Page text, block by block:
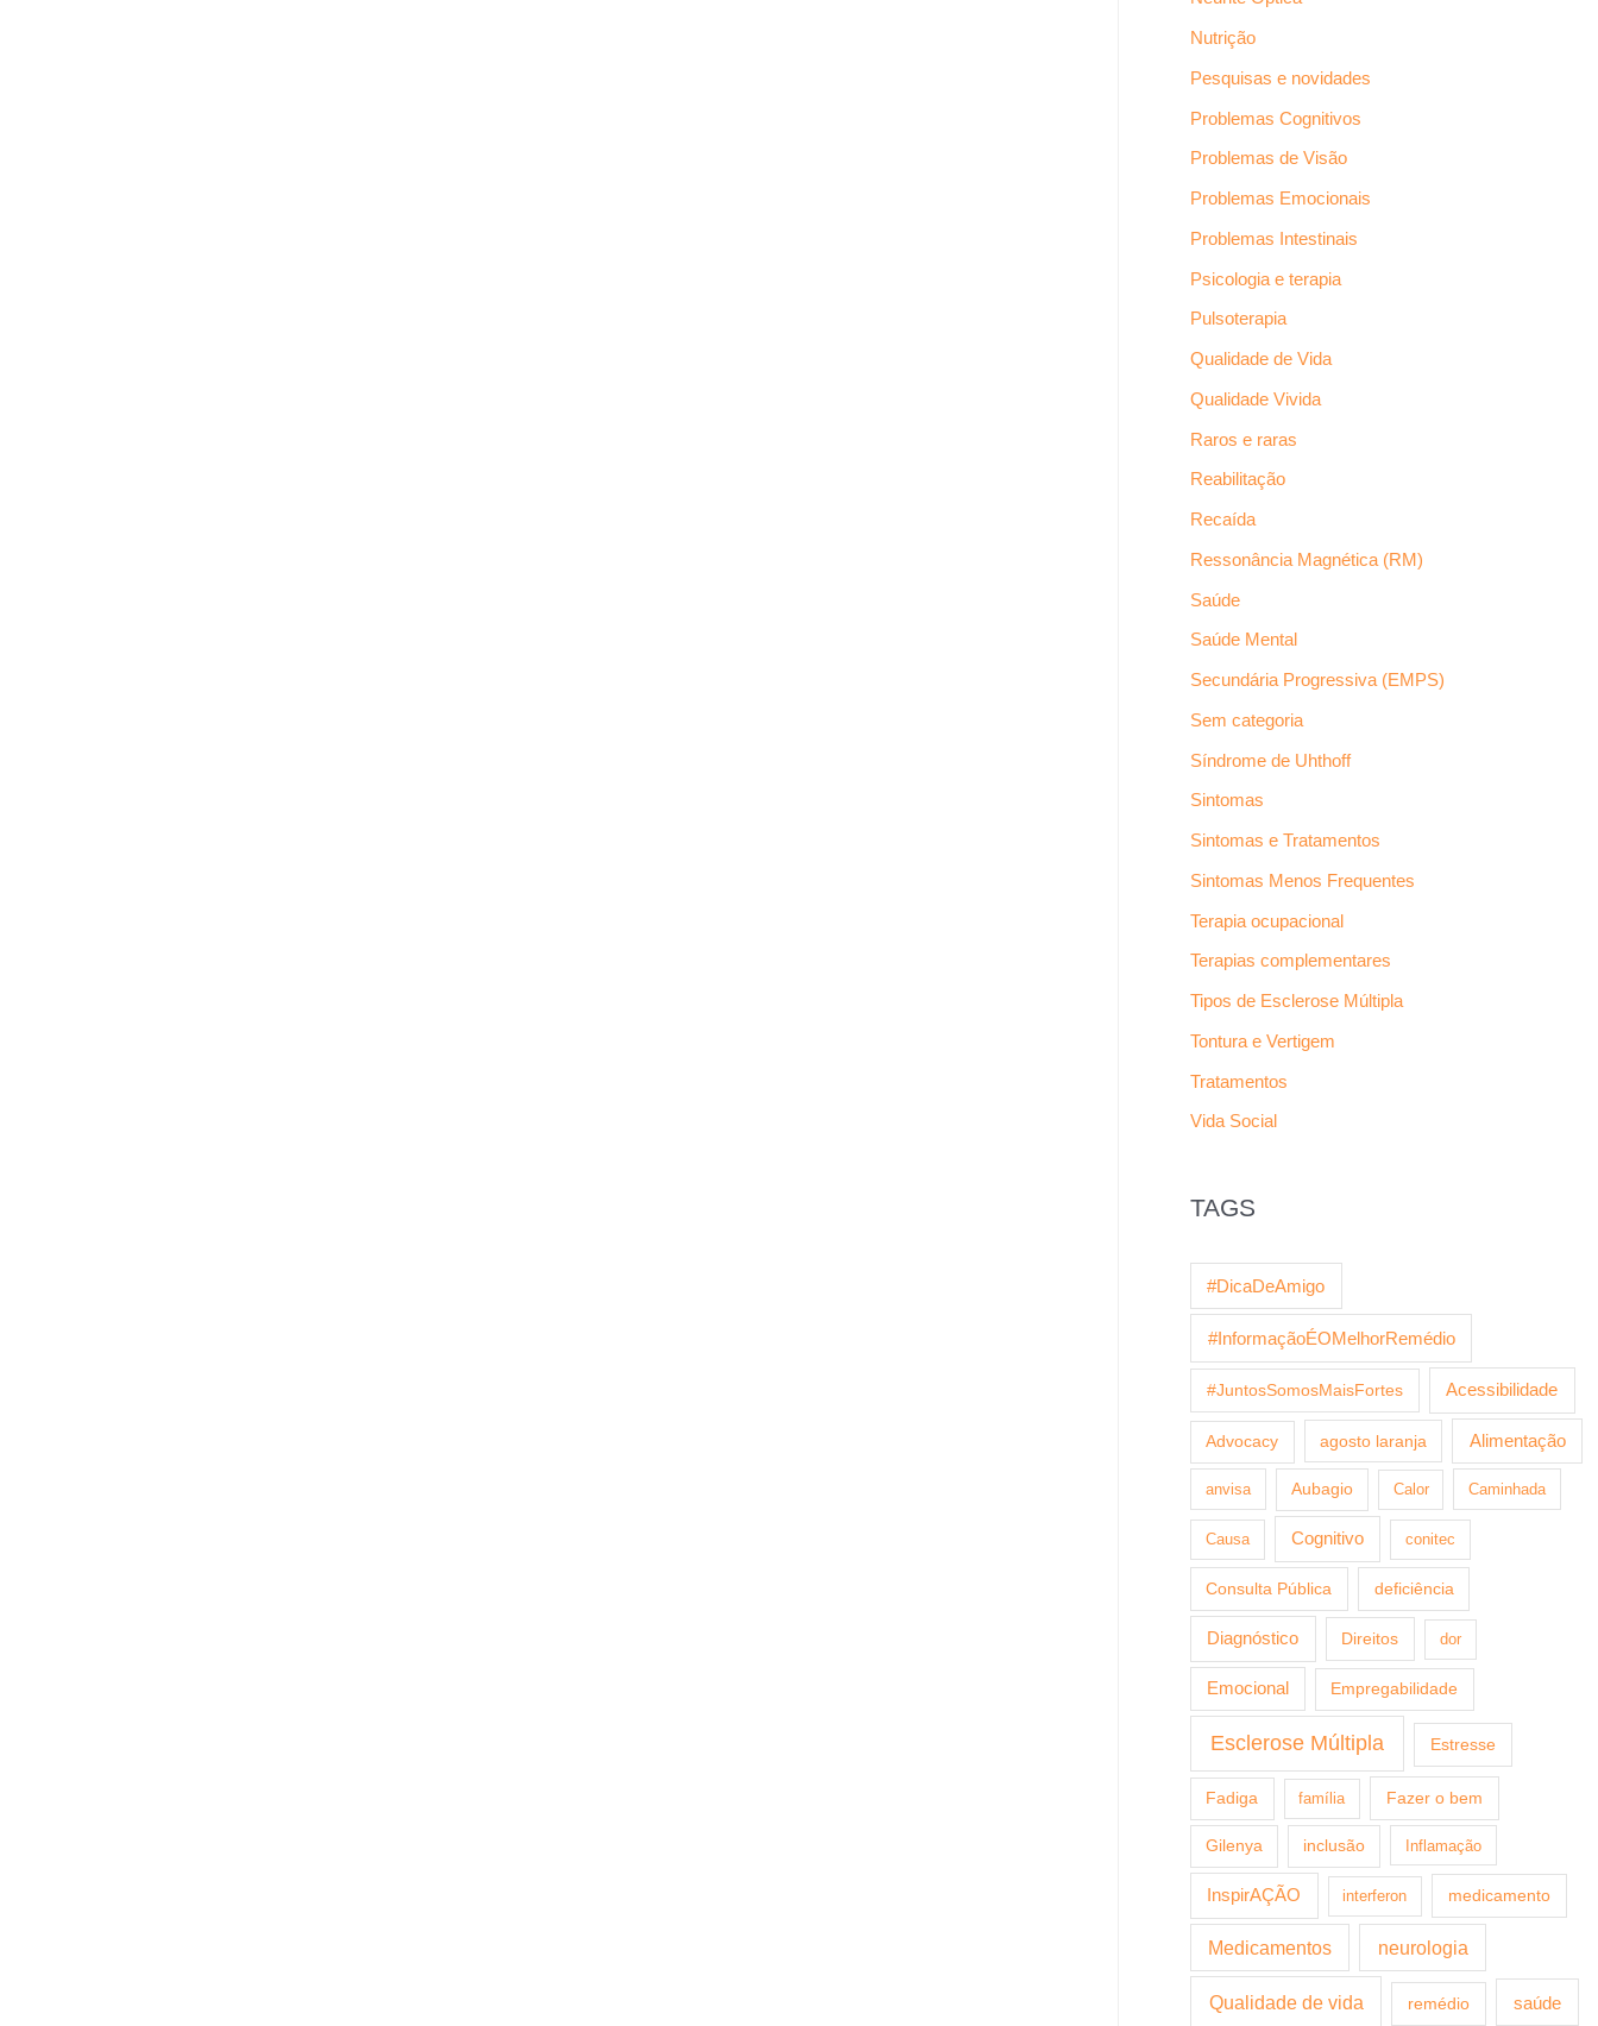
Nutrição
Pesquisas e novidades
Problemas Cognitivos
Problemas de Visão
Problemas Emocionais
Problemas Intestinais
Psicologia e terapia
Pulsoterapia
Qualidade de Vida
Qualidade Vivida
Raros e raras
Reabilitação
Recaída
Ressonância Magnética (RM)
Saúde
Saúde Mental
Secundária Progressiva (EMPS)
Sem categoria
Síndrome de Uhthoff
Sintomas
Sintomas e Tratamentos
Sintomas Menos Frequentes
Terapia ocupacional
Terapias complementares
Tipos de Esclerose Múltipla
Tontura e Vertigem
Tratamentos
Vida Social
TAGS
#DicaDeAmigo
#InformaçãoÉOMelhorRemédio
#JuntosSomosMaisFortes Acessibilidade
Advocacy agosto laranja Alimentação
anvisa Aubagio Calor Caminhada
Causa Cognitivo conitec
Consulta Pública deficiência
Diagnóstico Direitos dor
Emocional Empregabilidade
Esclerose Múltipla Estresse
Fadiga família Fazer o bem
Gilenya inclusão Inflamação
InspirAÇÃO interferon medicamento
Medicamentos neurologia
Qualidade de vida remédio saúde